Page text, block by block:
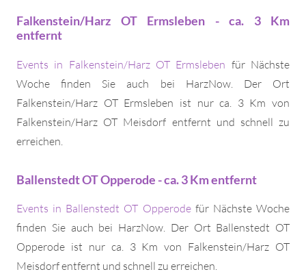
Falkenstein/Harz OT Ermsleben - ca. 3 Km
entfernt
Events in Falkenstein/Harz OT Ermsleben für Nächste
Woche finden Sie auch bei HarzNow. Der Ort
Falkenstein/Harz OT Ermsleben ist nur ca. 3 Km von
Falkenstein/Harz OT Meisdorf entfernt und schnell zu
erreichen.
Ballenstedt OT Opperode - ca. 3 Km entfernt
Events in Ballenstedt OT Opperodefür Nächste Woche
finden Sie auch bei HarzNow. Der Ort Ballenstedt OT
Opperode ist nur ca. 3 Km von Falkenstein/Harz OT
Meisdorf entfernt und schnell zu erreichen.